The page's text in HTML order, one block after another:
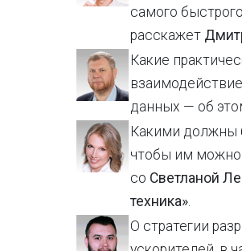
самого
расскажет
Какие
данных — об
Какими должны
чтобы им можно
со Светланой
техника».
О стратегии